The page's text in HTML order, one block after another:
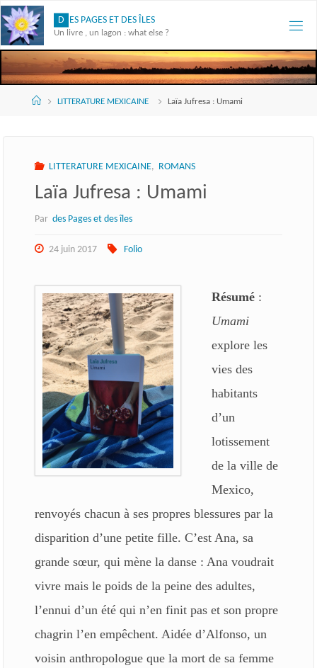
Skip
to
content
D ES PAGES ET DES ÎLES
Un livre , un lagon : what else ?
AccueilLITTERATURE MEXICAINE Laïa Jufresa : Umami
LITTERATURE MEXICAINE, ROMANS
Laïa Jufresa : Umami
Par des Pages et des îles
24 juin 2017 Folio
Résumé:
Umami
explore les
vies des
habitants
d’un
lotissement
de la ville de
Mexico,
renvoyés chacun à ses propres blessures par la
disparition d’une petite fille. C’est Ana, sa
grande sœur, qui mène la danse : Ana voudrait
vivre mais le poids de la peine des adultes,
l’ennui d’un été qui n’en finit pas et son propre
chagrin l’en empêchent. Aidée d’Alfonso, un
voisin anthropologue que la mort de sa femme